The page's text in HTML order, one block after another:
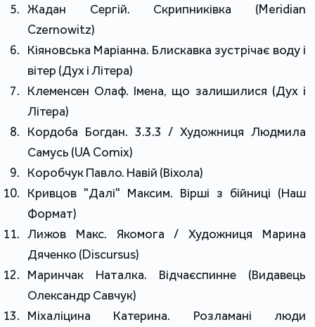
Жадан Сергій. Скрипниківка (Meridian
Czernowitz)
Кіяновська Маріанна. Блискавка зустрічає воду і
вітер (Дух і Літера)
Клеменсен Олаф. Імена, що залишилися (Дух і
Літера)
Кордоба Богдан. 3.3.3 / Художниця Людмила
Самусь (UA Comix)
Коробчук Павло. Навій (Віхола)
Кривцов "Далі" Максим. Вірші з бійниці (Наш
Формат)
Лижов Макс. Якомога / Художниця Марина
Дяченко (Discursus)
Маринчак Наталка. Відчаєспинне (Видавець
Олександр Савчук)
Міхаліцина Катерина. Розламані люди